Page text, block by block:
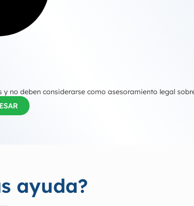
no deben considerarse como asesoramiento legal
ayuda?